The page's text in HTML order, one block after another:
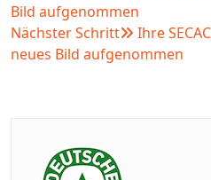
Bild aufgenommen
Nächster Schritt
Ihre
neues Bild aufgenommen